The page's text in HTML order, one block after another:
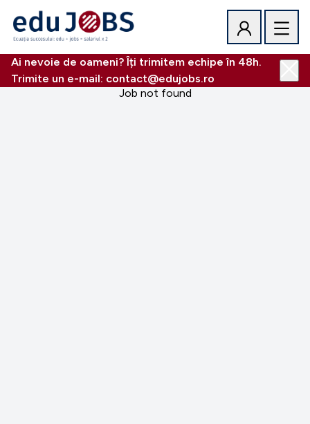
Ai nevoie de oameni? Îți trimitem echipe în 48h.
Trimite un e-mail: contact@edujobs.ro
Job not found